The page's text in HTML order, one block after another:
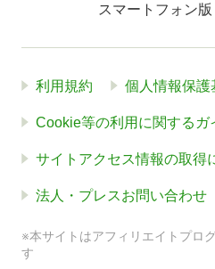
スマートフォン版
利用規約 個人情報保護
Cookie等の利用に関するガ
サイトアクセス情報の取得
法人・プレスお問い合わせ
※本サイトはアフィリエイトプロ
す